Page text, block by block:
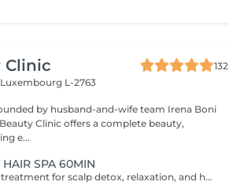
Clinic
132
Luxembourg L-2763
Clinic offers a complete beauty,
e...
SPA 60MIN
The perfect essential treatment for scalp detox, relaxation, and hair vitality. Scalp Analysis (Becon Pro Camera) Microbubble Scalp Cleansing Rootonix Scalp Treatment Aromatherapy Ritual Scalp Massage Blow Dry Optional Add-Ons Available Enhance your Head Spa experience with our optional add-on treatments: Scalp Ampoule Booster €15 Neck & Shoulder Massage (15 min) €20 Steam Therapy €15 Hair Styling Straight or Wavy Finish €20 Hand Massage (15 min) €20 These add-on services can be combined with any Head Spa treatment for an even more personalized and relaxing experience.